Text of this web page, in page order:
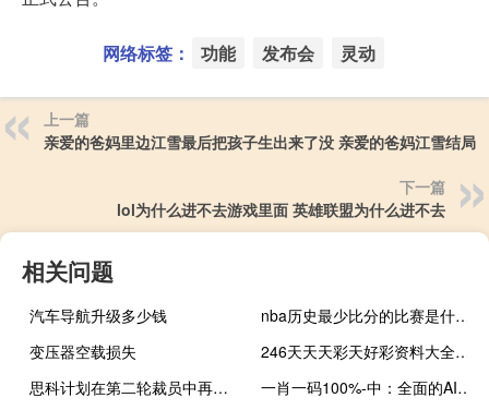
网络标签： 功能 发布会 灵动
上一篇
亲爱的爸妈里边江雪最后把孩子生出来了没 亲爱的爸妈江雪结局
下一篇
lol为什么进不去游戏里面 英雄联盟为什么进不去
相关问题
汽车导航升级多少钱
nba历史最少比分的比赛是什么 nba最新比分结果分析
变压器空载损失
246天天天彩天好彩资料大全玄机_智能AI深度解析_爱采购版v47.08.808
思科计划在第二轮裁员中再次削减员工，裁员规模或超越2月份的水平
一肖一码100%-中：全面的AI分析解答-326.APP.03